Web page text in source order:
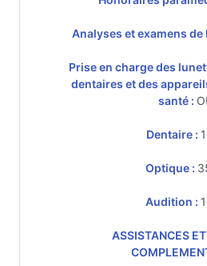
Analyses et examens
Prise en charge des
dentaires et des
santé :
Dentaire :
Optique :
Audition :
ASSISTANCES